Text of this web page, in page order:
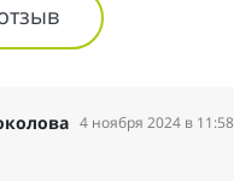
4 ноября 2024 в 11:58